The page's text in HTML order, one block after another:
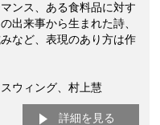
ンス、ある食料品に対す
出来事から生まれた詩、
など、表現のあり方は作
ウィング、村上慧
詳細を見る